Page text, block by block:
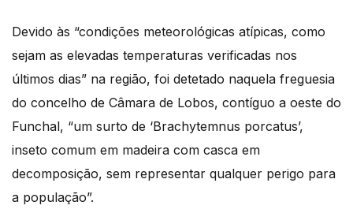
Devido às “condições meteorológicas atípicas, como
sejam as elevadas temperaturas verificadas nos
últimos dias” na região, foi detetado naquela freguesia
do concelho de Câmara de Lobos, contíguo a oeste do
Funchal, “um surto de ‘Brachytemnus porcatus’,
inseto comum em madeira com casca em
decomposição, sem representar qualquer perigo para
a população”.